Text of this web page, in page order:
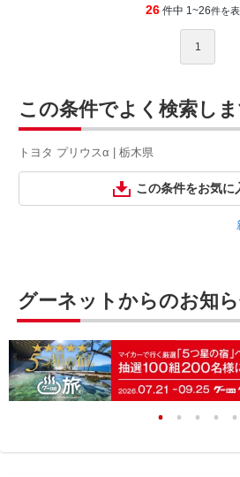
26 件中 1~26件を
1
この条件でよく検索し
トヨタ プリウスα | 栃木県
この条件をお気に
グーネットからのお知